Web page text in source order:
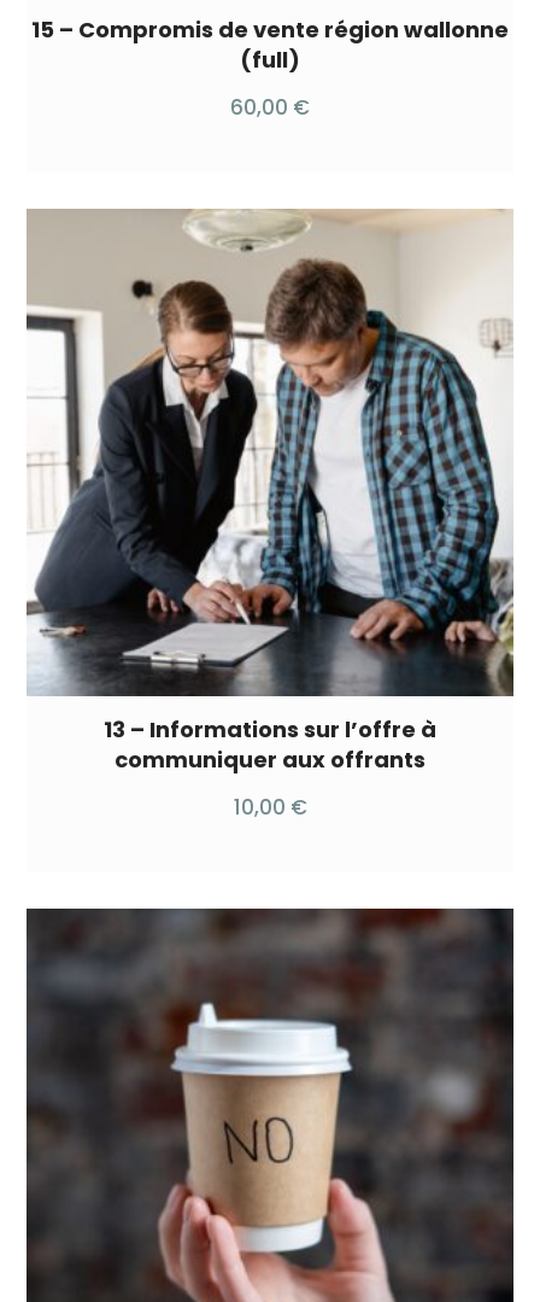
15 – Compromis de vente région wallonne
(full)
60,00 €
13 – Informations sur l’offre à
communiquer aux offrants
10,00 €